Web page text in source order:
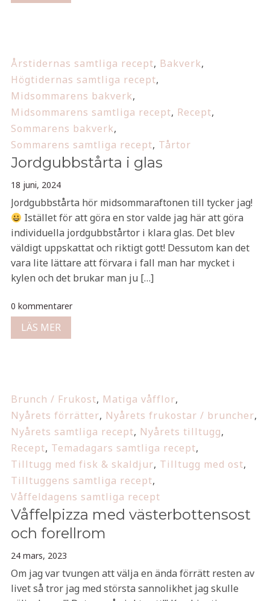
Årstidernas samtliga recept, Bakverk,
Högtidernas samtliga recept,
Midsommarens bakverk,
Midsommarens samtliga recept, Recept,
Sommarens bakverk,
Sommarens samtliga recept, Tårtor
Jordgubbstårta i glas
18 juni, 2024
Jordgubbstårta hör midsommaraftonen till tycker jag!
Istället för att göra en stor valde jag här att göra
individuella jordgubbstårtor i klara glas. Det blev
väldigt uppskattat och riktigt gott! Dessutom kan det
vara lite lättare att förvara i fall man har mycket i
kylen och det brukar man ju […]
0 kommentarer
LÄS MER
Brunch / Frukost, Matiga våfflor,
Nyårets förrätter, Nyårets frukostar / bruncher,
Nyårets samtliga recept, Nyårets tilltugg,
Recept, Temadagars samtliga recept,
Tilltugg med fisk & skaldjur, Tilltugg med ost,
Tilltuggens samtliga recept,
Våffeldagens samtliga recept
Våffelpizza med västerbottensost
och forellrom
24 mars, 2023
Om jag var tvungen att välja en ända förrätt resten av
livet så tror jag med största sannolikhet jag skulle